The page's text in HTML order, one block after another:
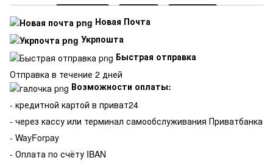
Новая Почта
Укрпошта
Быстрая отправка
Отправка в течение 2 дней
Возможности оплаты:
- кредитной картой в приват24
- через кассу или терминал самообслуживания Приватбанка
- WayForpay
- Оплата по счёту IBAN